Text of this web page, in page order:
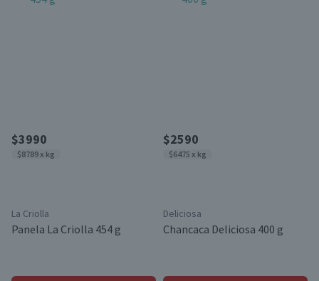
$3990
$8789 x kg
La Criolla
Panela La Criolla 454 g
$2590
$6475 x kg
Deliciosa
Chancaca Deliciosa 400 g